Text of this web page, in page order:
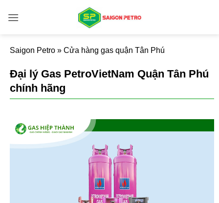
qua
Saigon Petro » Cửa hàng gas quận Tân Phú
Đại lý Gas PetroVietNam Quận Tân Phú
chính hãng